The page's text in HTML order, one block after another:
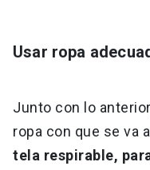
Usar ropa
Junto con lo
ropa con que se va
tela respirable,